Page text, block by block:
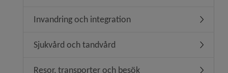
Invandring och integration
Sjukvård och tandvård
Resor, transporter och besök